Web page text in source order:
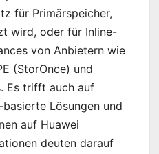
für Primärspeicher,
wird, oder für Inline-
von Anbietern wie
(StorOnce) und
Es trifft auch auf
Lösungen und
auf Huawei
deuten darauf